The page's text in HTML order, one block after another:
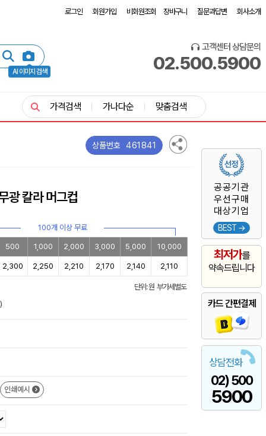
로그인 회원가입 비회원조회 장바구니 질문과답변 회사소개
AI 이미지 검색
고객센터 상담문의
02.500.5900
공공기관
우선구매
대상기업
BEST →
최저가를
약속드립니다
카드 간편결제
상담전화
02) 500
5900
가격검색 가나다순 맞춤검색
상품번호 461841
광 칼라 머그컵
100개 이상 무료
500 1,000 2,000 3,000 5,000 10,000
2,300 2,250 2,210 2,170 2,140 2,110
단위: 원 부가세별도
인쇄예시